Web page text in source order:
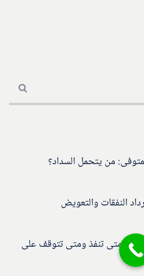
من يتحمل السداد؟
النفقات والتعويض
متى تنفذ ومتى تتوقف على